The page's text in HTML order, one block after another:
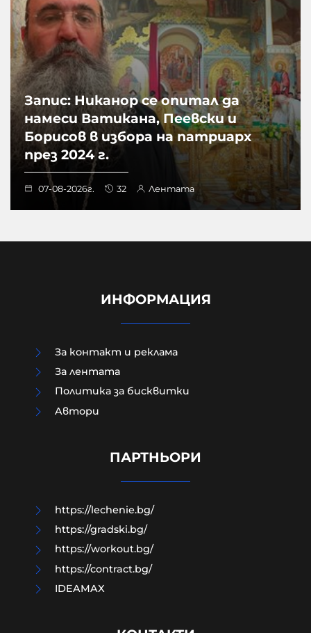
Запис: Никанор се опитал да
намеси Ватикана, Пеевски и
Борисов в избора на патриарх
през 2024 г.
07-08-2026г. 32 Лентата
Шведски депутат от лява
партия възхвали затворен
мъчениците от ал-Акса
ИНФОРМАЦИЯ
За контакт и реклама
За лентата
Политика за бисквитки
Aвтори
ПАРТНЬОРИ
https://lechenie.bg/
https://gradski.bg/
https://workout.bg/
https://contract.bg/
IDEAMAX